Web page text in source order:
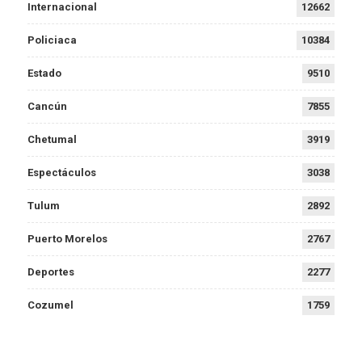
Internacional 12662
Policiaca 10384
Estado 9510
Cancún 7855
Chetumal 3919
Espectáculos 3038
Tulum 2892
Puerto Morelos 2767
Deportes 2277
Cozumel 1759